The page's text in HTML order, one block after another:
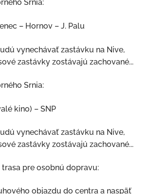
služby
služby
Srnia:
– Hornov – J. Palu
vynechávať zastávku na Nive,
zastávky zostávajú zachované...
Srnia:
kino) – SNP
vynechávať zastávku na Nive,
zastávky zostávajú zachované...
pre osobnú dopravu:
objazdu do centra a naspäť